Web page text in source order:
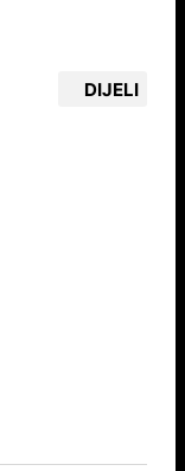
DIJELI